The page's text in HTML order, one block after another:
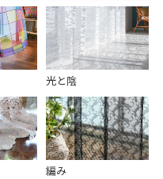
光と陰
編み